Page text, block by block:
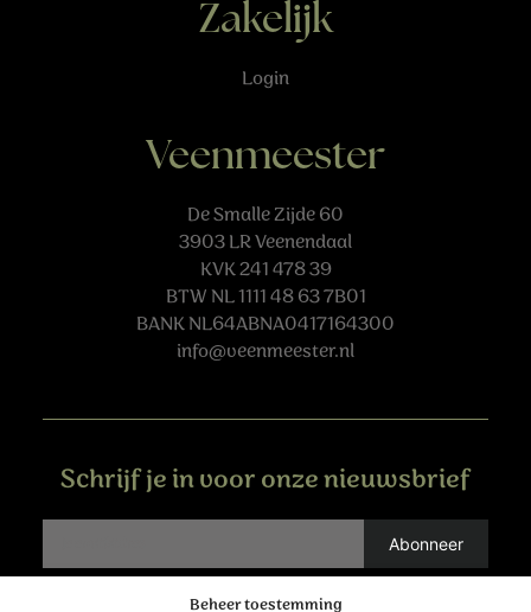
Beheer toestemming
Zakelijk
Login
Veenmeester
De Smalle Zijde 60
3903 LR Veenendaal
KVK 241 478 39
BTW NL 1111 48 63 7B01
BANK NL64ABNA0417164300
info@veenmeester.nl
Schrijf je in voor onze nieuwsbrief